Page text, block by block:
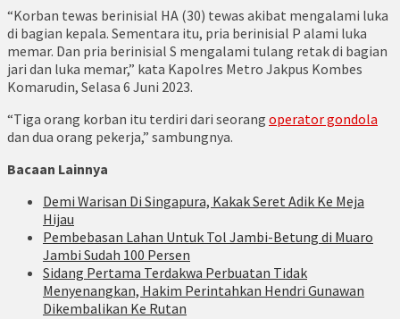
“Korban tewas berinisial HA (30) tewas akibat mengalami luka
di bagian kepala. Sementara itu, pria berinisial P alami luka
memar. Dan pria berinisial S mengalami tulang retak di bagian
jari dan luka memar,” kata Kapolres Metro Jakpus Kombes
Komarudin, Selasa 6 Juni 2023.
“Tiga orang korban itu terdiri dari seorang operator gondola
dan dua orang pekerja,” sambungnya.
Bacaan Lainnya
Demi Warisan Di Singapura, Kakak Seret Adik Ke Meja
Hijau
Pembebasan Lahan Untuk Tol Jambi-Betung di Muaro
Jambi Sudah 100 Persen
Sidang Pertama Terdakwa Perbuatan Tidak
Menyenangkan, Hakim Perintahkan Hendri Gunawan
Dikembalikan Ke Rutan